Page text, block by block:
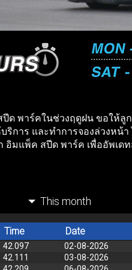
ด พาร์คในช่วงฤดูฝน ขอให้ลู
ริการ และทำการจองล่วงหน้
อิมแพ็ค สปีด พาร์ค เพื่ออัพเ